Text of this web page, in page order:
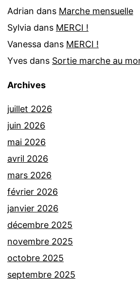
Adrian dans Marche mensuelle
Sylvia dans MERCI !
Vanessa dans MERCI !
Yves dans Sortie marche au
Archives
juillet 2026
juin 2026
mai 2026
avril 2026
mars 2026
février 2026
janvier 2026
décembre 2025
novembre 2025
octobre 2025
septembre 2025